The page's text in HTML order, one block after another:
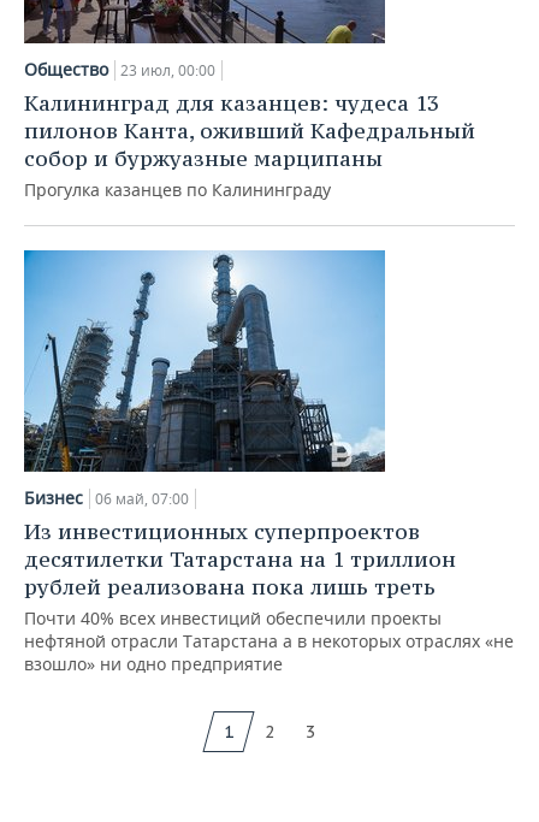
Общество 23 июл, 00:00
Калининград для казанцев: чудеса 13
пилонов Канта, оживший Кафедральный
собор и буржуазные марципаны
Прогулка казанцев по Калининграду
Бизнес 06 май, 07:00
Из инвестиционных суперпроектов
десятилетки Татарстана на 1 триллион
рублей реализована пока лишь треть
Почти 40% всех инвестиций обеспечили проекты
нефтяной отрасли Татарстана а в некоторых отраслях «не
взошло» ни одно предприятие
1 2 3